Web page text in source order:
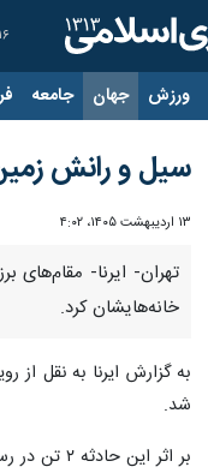
۱۶ مرداد ۱۴۰۵
ورزش جهان جامعه
سیل و رانش
۱۳ اردیبهشت ۱۴۰۵، ۴:۰۲
خانه‌هایشان کرد.
شد.
بر اثر این حادثه ۲ تن در رسیفه و ۲ نفر دیگر در شهر «اولیندا» کشته و حدود یک هزار و ۵۰۰ نفر آواره شدند.